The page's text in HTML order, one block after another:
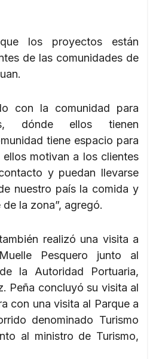
los proyectos están
de las comunidades de
con la comunidad para
dónde ellos tienen
tiene espacio para
motivan a los clientes
y puedan llevarse
nuestro país la comida y
la zona”, agregó.
realizó una visita a
Pesquero junto al
la Autoridad Portuaria,
Peña concluyó su visita al
con una visita al Parque a
denominado Turismo
al ministro de Turismo,